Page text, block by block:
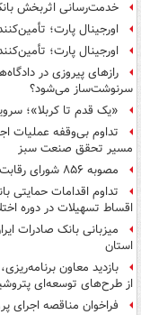
خدمت‌رسانی اثربخش بانک
اورجینال پارت؛
اورجینال پارت؛
رازهای پیروزی در
سرنوشت‌ساز می‌شود؟
«یک قدم تا کربلا»؛
تداوم بی‌وقفه عملیات
مسیر تحقق صنعت سبز
مصوبه ۸۵۶ شورای رقابت؛ این جاده یک‌طرفه است
تداوم اقدامات حمایتی
اقساط تسهیلات در دوره
استان
بازدید معاون
از طرح‌های توسعه‌ای
فراخوان مناقصه اجرای